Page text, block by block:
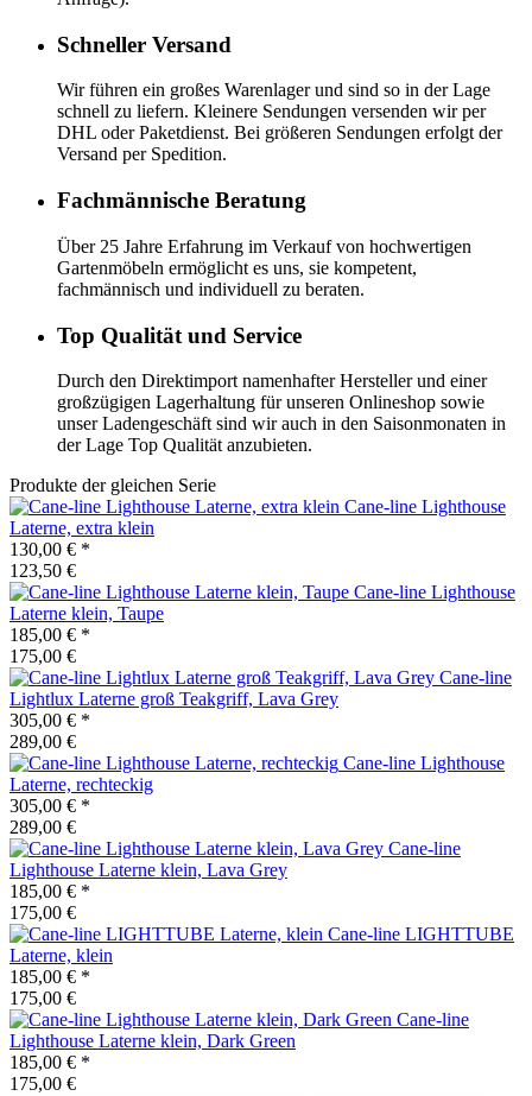
Schneller Versand
Wir führen ein großes Warenlager und sind so in der Lage
schnell zu liefern. Kleinere Sendungen versenden wir per
DHL oder Paketdienst. Bei größeren Sendungen erfolgt der
Versand per Spedition.
Fachmännische Beratung
Über 25 Jahre Erfahrung im Verkauf von hochwertigen
Gartenmöbeln ermöglicht es uns, sie kompetent,
fachmännisch und individuell zu beraten.
Top Qualität und Service
Durch den Direktimport namenhafter Hersteller und einer
großzügigen Lagerhaltung für unseren Onlineshop sowie
unser Ladengeschäft sind wir auch in den Saisonmonaten in
der Lage Top Qualität anzubieten.
Produkte der gleichen Serie
Cane-line Lighthouse
Laterne, extra klein
130,00 € *
123,50 €
Cane-line Lighthouse
Laterne klein, Taupe
185,00 € *
175,00 €
Cane-line
Lightlux Laterne groß Teakgriff, Lava Grey
305,00 € *
289,00 €
Cane-line Lighthouse
Laterne, rechteckig
305,00 € *
289,00 €
Cane-line
Lighthouse Laterne klein, Lava Grey
185,00 € *
175,00 €
Cane-line LIGHTTUBE
Laterne, klein
185,00 € *
175,00 €
Cane-line
Lighthouse Laterne klein, Dark Green
185,00 € *
175,00 €